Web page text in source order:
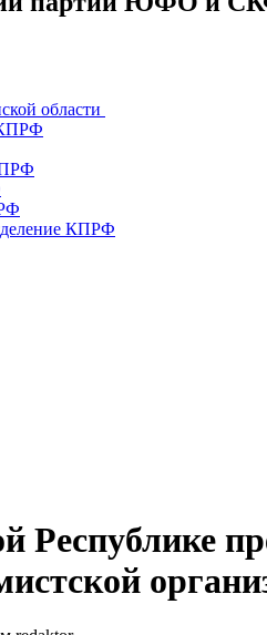
области
КПРФ
КПРФ
Республике